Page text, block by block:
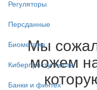
Регуляторы
Персданные
Биометрия
Киберпреступность
Банки и финтех
Мы
можем